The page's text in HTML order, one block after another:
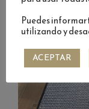
Puedes
utilizando y
ACEPTAR